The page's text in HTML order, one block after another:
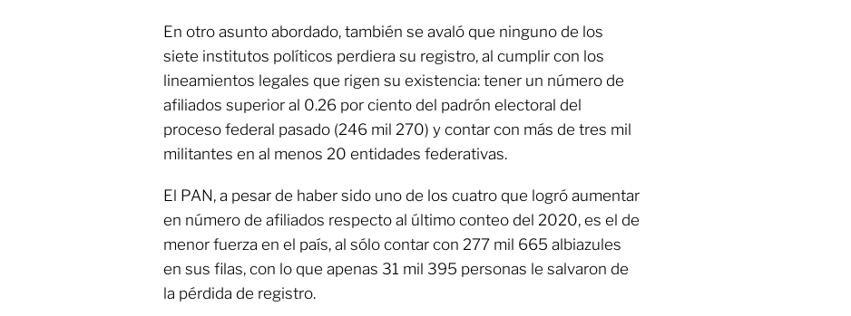
En otro asunto abordado, también se avaló que ninguno de los
siete institutos políticos perdiera su registro, al cumplir con los
lineamientos legales que rigen su existencia: tener un número de
afiliados superior al 0.26 por ciento del padrón electoral del
proceso federal pasado (246 mil 270) y contar con más de tres mil
militantes en al menos 20 entidades federativas.
El PAN, a pesar de haber sido uno de los cuatro que logró aumentar
en número de afiliados respecto al último conteo del 2020, es el de
menor fuerza en el país, al sólo contar con 277 mil 665 albiazules
en sus filas, con lo que apenas 31 mil 395 personas le salvaron de
la pérdida de registro.